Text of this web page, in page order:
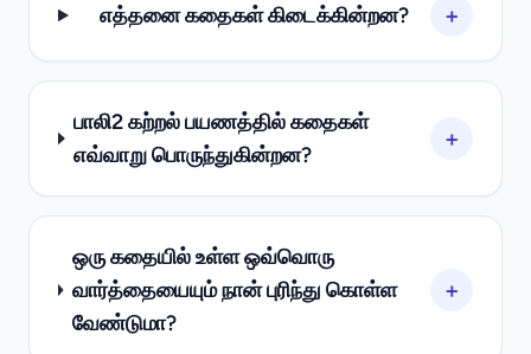
எத்தனை கதைகள் கிடைக்கின்றன? +
பாலி2 கற்றல் பயணத்தில் கதைகள்
எவ்வாறு பொருந்துகின்றன?
+
ஒரு கதையில் உள்ள ஒவ்வொரு
வார்த்தையையும் நான் புரிந்து கொள்ள
வேண்டுமா?
+